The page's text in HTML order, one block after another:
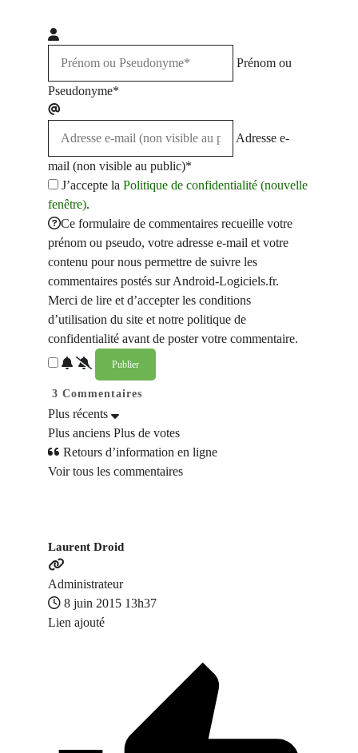
Prénom ou
Pseudonyme*
Adresse e-
mail (non visible au public)*
J’accepte la Politique de confidentialité (nouvelle
fenêtre).
Ce formulaire de commentaires recueille votre
prénom ou pseudo, votre adresse e-mail et votre
contenu pour nous permettre de suivre les
commentaires postés sur Android-Logiciels.fr.
Merci de lire et d’accepter les conditions
d’utilisation du site et notre politique de
confidentialité avant de poster votre commentaire.
3 Commentaires
Plus récents
Plus anciens Plus de votes
Retours d’information en ligne
Voir tous les commentaires
Laurent Droid
Administrateur
8 juin 2015 13h37
Lien ajouté